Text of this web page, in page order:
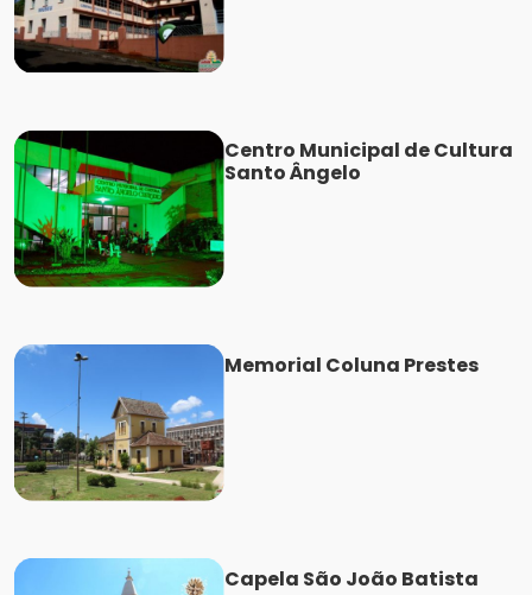
Centro Municipal de Cultura
Santo Ângelo
Memorial Coluna Prestes
Capela São João Batista